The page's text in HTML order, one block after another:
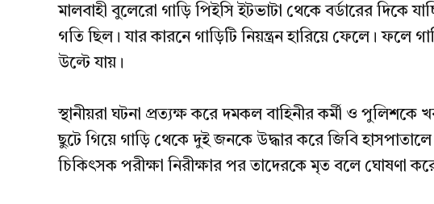
মালবাহী বুলেরো গাড়ি পিইসি ইটভাটা থেকে বর্ডারের দিকে
গতি ছিল। যার কারনে গাড়িটি নিয়ন্ত্রন হারিয়ে ফেলে। ফলে
উল্টে যায়।
স্থানীয়রা ঘটনা প্রত্যক্ষ করে দমকল বাহিনীর কর্মী ও পুলিশকে
ছুটে গিয়ে গাড়ি থেকে দুই জনকে উদ্ধার করে জিবি হাসপাতালে
চিকিৎসক পরীক্ষা নিরীক্ষার পর তাদেরকে মৃত বলে ঘোষণা